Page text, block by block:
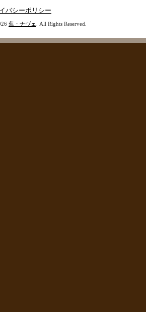
バシーポリシー
蕪・ナヴェ . All Rights Reserved.